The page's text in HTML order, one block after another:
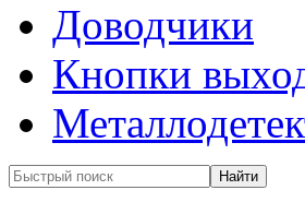
Доводчики
Кнопки